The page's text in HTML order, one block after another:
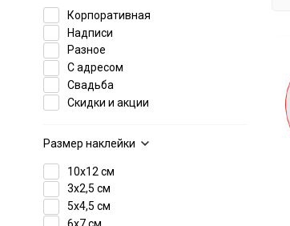
Корпоративная
Надписи
Разное
С адресом
Свадьба
Скидки и акции
Размер наклейки
10x12 см
3x2,5 см
5x4,5 см